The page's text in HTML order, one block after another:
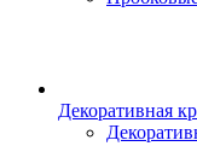
Декоративная